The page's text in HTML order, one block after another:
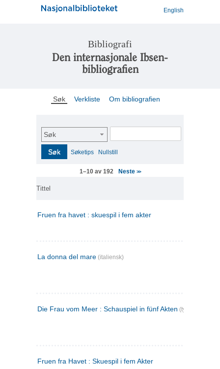
English
Bibliografi
Den internasjonale Ibsen-
bibliografien
Søk Verkliste Om bibliografien
Søk
Søk Søketips Nullstill
1–10 av 192 Neste >>
Tittel
Fruen fra havet : skuespil i fem akter
La donna del mare (italiensk)
Die Frau vom Meer : Schauspiel in fünf Akten (tysk)
Fruen fra Havet : Skuespil i fem Akter